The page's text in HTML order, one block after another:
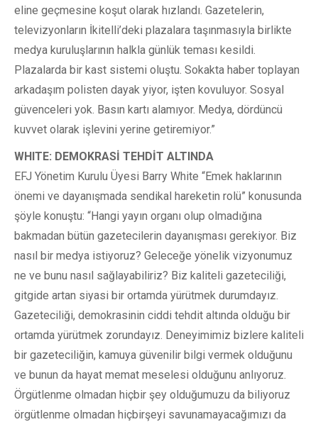
eline geçmesine koşut olarak hızlandı. Gazetelerin,
televizyonların İkitelli’deki plazalara taşınmasıyla birlikte
medya kuruluşlarının halkla günlük teması kesildi.
Plazalarda bir kast sistemi oluştu. Sokakta haber toplayan
arkadaşım polisten dayak yiyor, işten kovuluyor. Sosyal
güvenceleri yok. Basın kartı alamıyor. Medya, dördüncü
kuvvet olarak işlevini yerine getiremiyor.”
WHITE: DEMOKRASİ TEHDİT ALTINDA
EFJ Yönetim Kurulu Üyesi Barry White “Emek haklarının
önemi ve dayanışmada sendikal hareketin rolü” konusunda
şöyle konuştu: “Hangi yayın organı olup olmadığına
bakmadan bütün gazetecilerin dayanışması gerekiyor. Biz
nasıl bir medya istiyoruz? Geleceğe yönelik vizyonumuz
ne ve bunu nasıl sağlayabiliriz? Biz kaliteli gazeteciliği,
gitgide artan siyasi bir ortamda yürütmek durumdayız.
Gazeteciliği, demokrasinin ciddi tehdit altında olduğu bir
ortamda yürütmek zorundayız. Deneyimimiz bizlere kaliteli
bir gazeteciliğin, kamuya güvenilir bilgi vermek olduğunu
ve bunun da hayat memat meselesi olduğunu anlıyoruz.
Örgütlenme olmadan hiçbir şey olduğumuzu da biliyoruz
örgütlenme olmadan hiçbirşeyi savunamayacağımızı da